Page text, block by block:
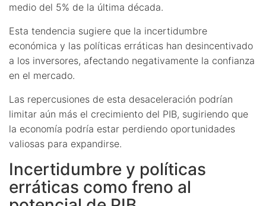
medio del 5% de la última década.
Esta tendencia sugiere que la incertidumbre
económica y las políticas erráticas han desincentivado
a los inversores, afectando negativamente la confianza
en el mercado.
Las repercusiones de esta desaceleración podrían
limitar aún más el crecimiento del PIB, sugiriendo que
la economía podría estar perdiendo oportunidades
valiosas para expandirse.
Incertidumbre y políticas
erráticas como freno al